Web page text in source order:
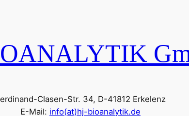
Clasen-Str. 34, D-41812 Erkelenz
E-Mail: info(at)hj-bioanalytik.de